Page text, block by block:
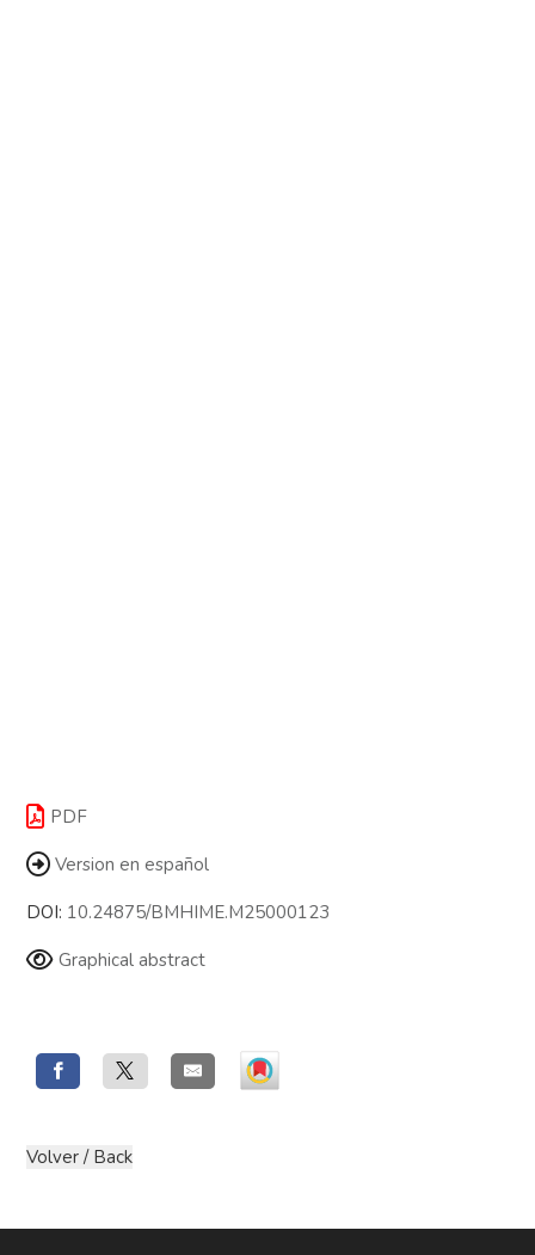
PDF
Version en español
DOI: 10.24875/BMHIME.M25000123
Graphical abstract